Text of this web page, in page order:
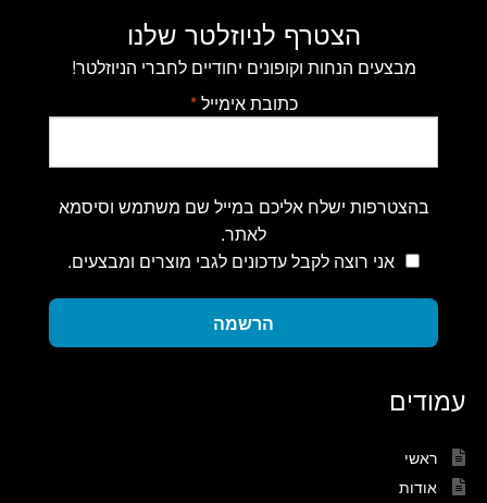
הצטרף לניוזלטר שלנו
מבצעים הנחות וקופונים יחודיים לחברי הניוזלטר!
כתובת אימייל*
בהצטרפות ישלח אליכם במייל שם משתמש וסיסמא
לאתר.
אני רוצה לקבל עדכונים לגבי מוצרים ומבצעים.
הרשמה
עמודים
ראשי
אודות